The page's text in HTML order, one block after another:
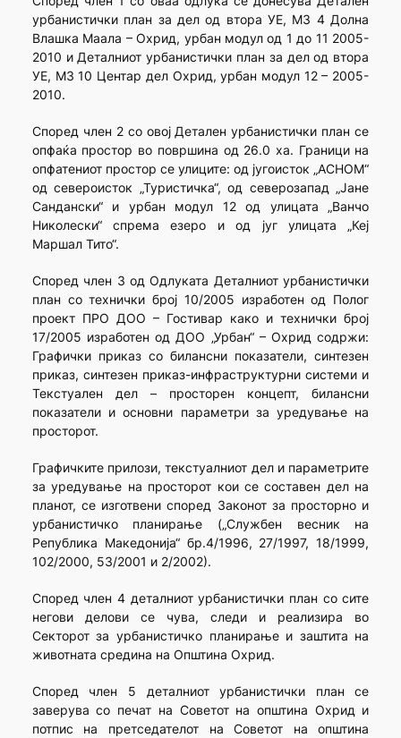
урбанистички план за дел од втора УЕ, МЗ 4 Долна
Влашка Маала – Охрид, урбан модул од 1 до 11 2005-
2010 и Деталниот урбанистички план за дел од втора
УЕ, МЗ 10 Центар дел Охрид, урбан модул 12 – 2005-
2010.
Според член 2 со овој Детален урбанистички план се
опфаќа простор во површина од 26.0 ха. Граници на
опфатениот простор се улиците: од југоисток „АСНОМ“
од североисток „Туристичка“, од северозапад „Јане
Сандански“ и урбан модул 12 од улицата „Ванчо
Николески“ спрема езеро и од југ улицата „Кеј
Маршал Тито“.
Според член 3 од Одлуката Деталниот урбанистички
план со технички број 10/2005 изработен од Полог
проект ПРО ДОО – Гостивар како и технички број
17/2005 изработен од ДОО „Урбан“ – Охрид содржи:
Графички приказ со билансни показатели, синтезен
приказ, синтезен приказ-инфраструктурни системи и
Текстуален дел – просторен концепт, билансни
показатели и основни параметри за уредување на
просторот.
Графичките прилози, текстуалниот дел и параметрите
за уредување на просторот кои се составен дел на
планот, се изготвени според Законот за просторно и
урбанистичко планирање („Службен весник на
Република Македонија“ бр.4/1996, 27/1997, 18/1999,
102/2000, 53/2001 и 2/2002).
Според член 4 деталниот урбанистички план со сите
негови делови се чува, следи и реализира во
Секторот за урбанистичко планирање и заштита на
животната средина на Општина Охрид.
Според член 5 деталниот урбанистички план се
заверува со печат на Советот на општина Охрид и
потпис на претседателот на Советот на општина